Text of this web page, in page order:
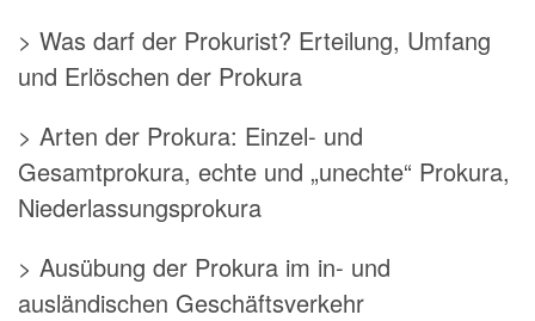
> Was darf der Prokurist? Erteilung, Umfang
und Erlöschen der Prokura
> Arten der Prokura: Einzel- und
Gesamtprokura, echte und „unechte“ Prokura,
Niederlassungsprokura
> Ausübung der Prokura im in- und
ausländischen Geschäftsverkehr